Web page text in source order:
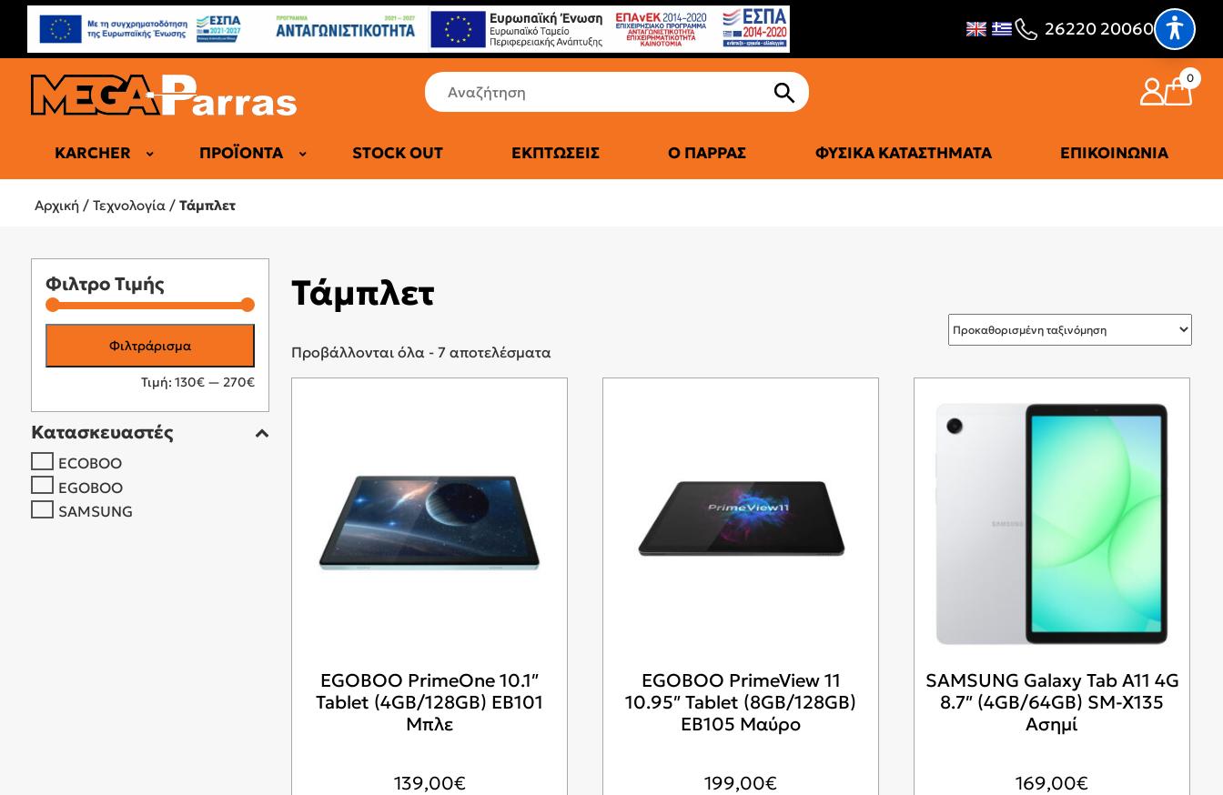
26220 20060
0
KARCHER ΠΡΟΪΌΝΤΑ
ΗΛΕΚΤΡΙΚΆ ΠΑΤΊΝΙΑ
ΠΕΡΙΦΕΡΕΙΑΚΆ
SMARTWATCHES & ACTIVITY TRACHERS
STOCK OUT ΕΚΠΤΏΣΕΙΣ Ο ΠΑΡΡΆΣ ΦΥΣΙΚΆ ΚΑΤΑΣΤΉΜΑΤΑ ΕΠΙΚΟΙΝΩΝΊΑ
Αρχική / Τεχνολογία / Τάμπλετ
Φιλτρο Τιμής
τιμή
τιμή
Φιλτράρισμα
Τιμή: 130€ — 270€
Κατασκευαστές
ECOBOO
EGOBOO
SAMSUNG
Τάμπλετ
Προβάλλονται όλα - 7 αποτελέσματα
EGOBOO PrimeOne 10.1″
Tablet (4GB/128GB) EB101
Μπλε
139,00€
EGOBOO PrimeView 11
10.95″ Tablet (8GB/128GB)
EB105 Μαύρο
199,00€
SAMSUNG Galaxy Tab A11 4G
8.7″ (4GB/64GB) SM-X135
Ασημί
169,00€